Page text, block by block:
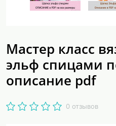
Мастер класс
эльф спицами
описание pdf
0 отзывов